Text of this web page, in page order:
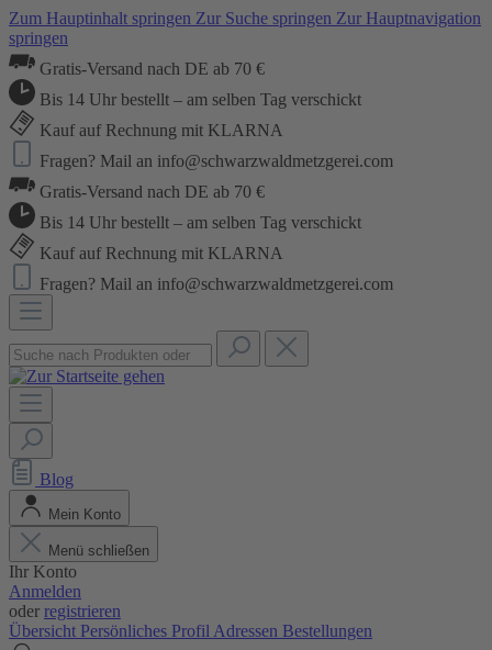
Zum Hauptinhalt springen Zur Suche springen Zur Hauptnavigation
springen
Gratis-Versand nach DE ab 70 €
Bis 14 Uhr bestellt – am selben Tag verschickt
Kauf auf Rechnung mit KLARNA
Fragen? Mail an info@schwarzwaldmetzgerei.com
Gratis-Versand nach DE ab 70 €
Bis 14 Uhr bestellt – am selben Tag verschickt
Kauf auf Rechnung mit KLARNA
Fragen? Mail an info@schwarzwaldmetzgerei.com
Blog
Mein Konto
Menü schließen
Ihr Konto
Anmelden
oder registrieren
Übersicht Persönliches Profil Adressen Bestellungen